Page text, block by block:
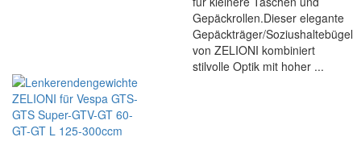
Gepäckrollen.Dieser elegante
Gepäckträger/Soziushaltebügel
von ZELIONI kombiniert
stilvolle Optik mit hoher ...